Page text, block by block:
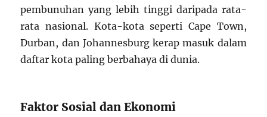
pembunuhan yang lebih tinggi daripada rata-
rata nasional. Kota-kota seperti Cape Town,
Durban, dan Johannesburg kerap masuk dalam
daftar kota paling berbahaya di dunia.
Faktor Sosial dan Ekonomi